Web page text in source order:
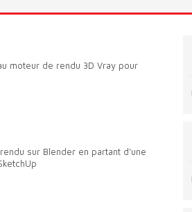
moteur de rendu 3D Vray pour
sur Blender en partant d'une